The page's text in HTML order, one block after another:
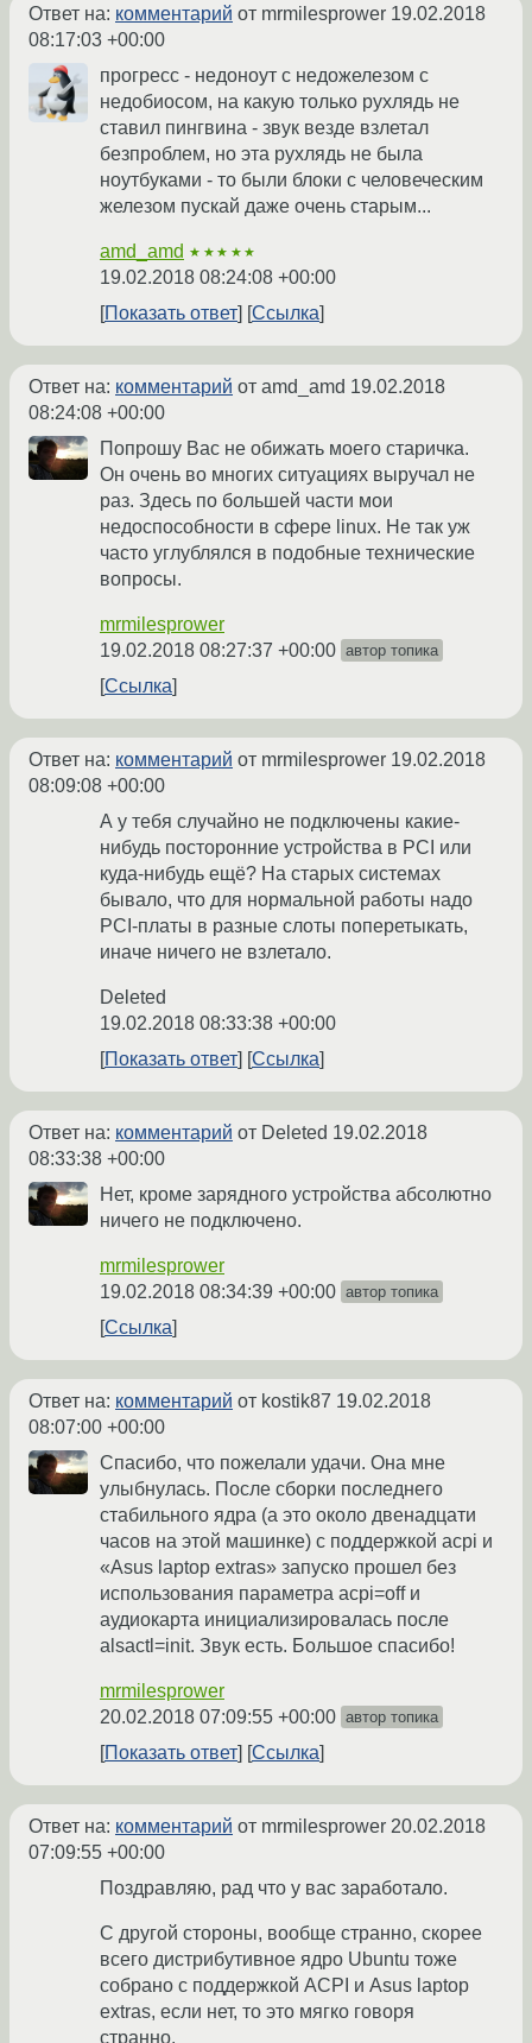
Ответ на: комментарий от mrmilesprower 19.02.2018
08:17:03 +00:00
прогресс - недоноут с недожелезом с
недобиосом, на какую только рухлядь не
ставил пингвина - звук везде взлетал
безпроблем, но эта рухлядь не была
ноутбуками - то были блоки с человеческим
железом пускай даже очень старым...
amd_amd ★★★★★
19.02.2018 08:24:08 +00:00
Показать ответ
Ссылка
Ответ на: комментарий от amd_amd 19.02.2018
08:24:08 +00:00
Попрошу Вас не обижать моего старичка.
Он очень во многих ситуациях выручал не
раз. Здесь по большей части мои
недоспособности в сфере linux. Не так уж
часто углублялся в подобные технические
вопросы.
mrmilesprower
19.02.2018 08:27:37 +00:00 автор топика
Ссылка
Ответ на: комментарий от mrmilesprower 19.02.2018
08:09:08 +00:00
А у тебя случайно не подключены какие-
нибудь посторонние устройства в PCI или
куда-нибудь ещё? На старых системах
бывало, что для нормальной работы надо
PCI-платы в разные слоты поперетыкать,
иначе ничего не взлетало.
Deleted
19.02.2018 08:33:38 +00:00
Показать ответ
Ссылка
Ответ на: комментарий от Deleted 19.02.2018
08:33:38 +00:00
Нет, кроме зарядного устройства абсолютно
ничего не подключено.
mrmilesprower
19.02.2018 08:34:39 +00:00 автор топика
Ссылка
Ответ на: комментарий от kostik87 19.02.2018
08:07:00 +00:00
Спасибо, что пожелали удачи. Она мне
улыбнулась. После сборки последнего
стабильного ядра (а это около двенадцати
часов на этой машинке) с поддержкой acpi и
«Asus laptop extras» запуско прошел без
использования параметра acpi=off и
аудиокарта инициализировалась после
alsactl=init. Звук есть. Большое спасибо!
mrmilesprower
20.02.2018 07:09:55 +00:00 автор топика
Показать ответ Ссылка
Ответ на: комментарий от mrmilesprower 20.02.2018
07:09:55 +00:00
Поздравляю, рад что у вас заработало.
С другой стороны, вообще странно, скорее
всего дистрибутивное ядро Ubuntu тоже
собрано с поддержкой ACPI и Asus laptop
extras, если нет, то это мягко говоря
странно.